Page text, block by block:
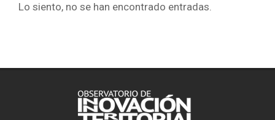
Lo siento, no se han encontrado entradas.